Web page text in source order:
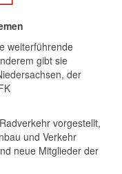
weiterführende
gibt sie
der
vorgestellt,
und Verkehr
neue Mitglieder der